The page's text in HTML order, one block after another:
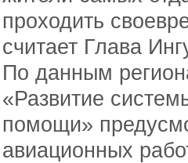
проходить
считает Глава
По данным
«Развитие
помощи»
авиационных